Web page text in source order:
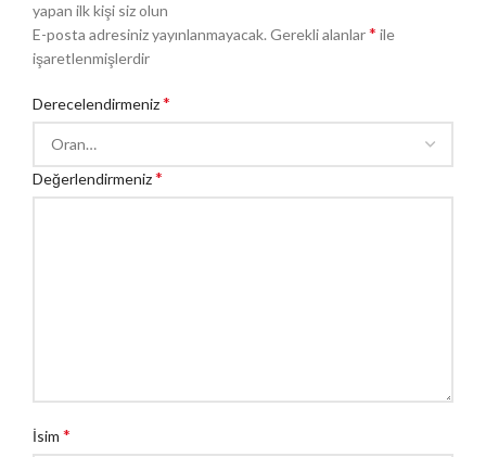
yapan ilk kişi siz olun
E-posta adresiniz yayınlanmayacak.Gerekli alanlar* ile
işaretlenmişlerdir
Derecelendirmeniz*
Değerlendirmeniz*
İsim *